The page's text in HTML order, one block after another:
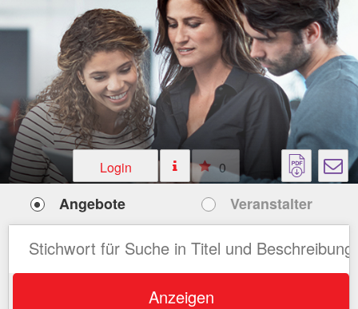
Login 0
Angebote Veranstalter
Anzeigen